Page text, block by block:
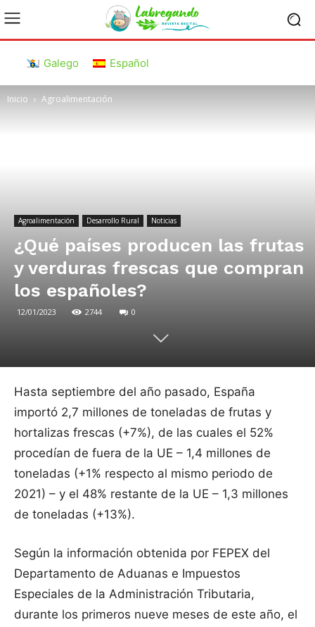
Galego Español
Inicio Agroalimentación
Agroalimentación Desarrollo Rural Noticias
¿Qué países producen las frutas
y verduras frescas que compran
los españoles?
12/01/2023 2744 0
Hasta septiembre del año pasado, España
importó 2,7 millones de toneladas de frutas y
hortalizas frescas (+7%), de las cuales el 52%
procedían de fuera de la UE – 1,4 millones de
toneladas (+1% respecto al mismo periodo de
2021) – y el 48% restante de la UE – 1,3 millones
de toneladas (+13%).
Según la información obtenida por FEPEX del
Departamento de Aduanas e Impuestos
Especiales de la Administración Tributaria,
durante los primeros nueve meses de este año, el